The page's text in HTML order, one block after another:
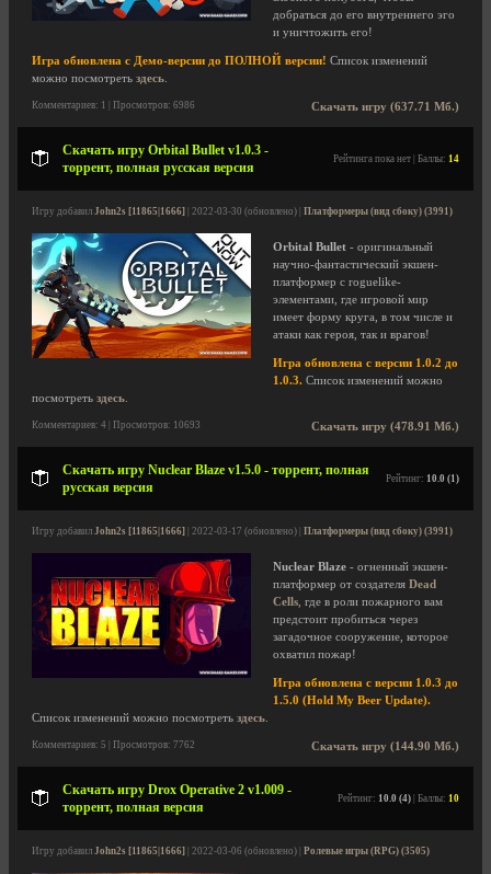
добраться до его внутреннего эго
и уничтожить его!
Игра обновлена с Демо-версии до ПОЛНОЙ версии! Список изменений
можно посмотреть здесь
Скачать игру (637.71 Мб.)
Комментариев: 1 | Просмотров: 6986
Скачать игру Orbital Bullet v1.0.3 -
торрент, полная русская версия
Рейтинга пока нет | Баллы: 14
Игру добавил John2s [11865|1666] | 2022-03-30 (обновлено) | Платформеры (вид сбоку) (3991)
Orbital Bullet - оригинальный
научно-фантастический экшен-
платформер с roguelike-
элементами, где игровой мир
имеет форму круга, в том числе и
атаки как героя, так и врагов!
Игра обновлена с версии 1.0.2 до
1.0.3. Список изменений можно
посмотреть здесь
Скачать игру (478.91 Мб.)
Комментариев: 4 | Просмотров: 10693
Скачать игру Nuclear Blaze v1.5.0 - торрент, полная
русская версия
Рейтинг: 10.0 (1)
Игру добавил John2s [11865|1666] | 2022-03-17 (обновлено) | Платформеры (вид сбоку) (3991)
Nuclear Blaze - огненный экшен-
платформер от создателя Dead
Cells , где в роли пожарного вам
предстоит пробиться через
загадочное сооружение, которое
охватил пожар!
Игра обновлена с версии 1.0.3 до
1.5.0 (Hold My Beer Update).
Список изменений можно посмотреть здесь
Скачать игру (144.90 Мб.)
Комментариев: 5 | Просмотров: 7762
Скачать игру Drox Operative 2 v1.009 -
торрент, полная версия
Рейтинг: 10.0 (4) | Баллы: 10
Игру добавил John2s [11865|1666] | 2022-03-06 (обновлено) | Ролевые игры (RPG) (3505)